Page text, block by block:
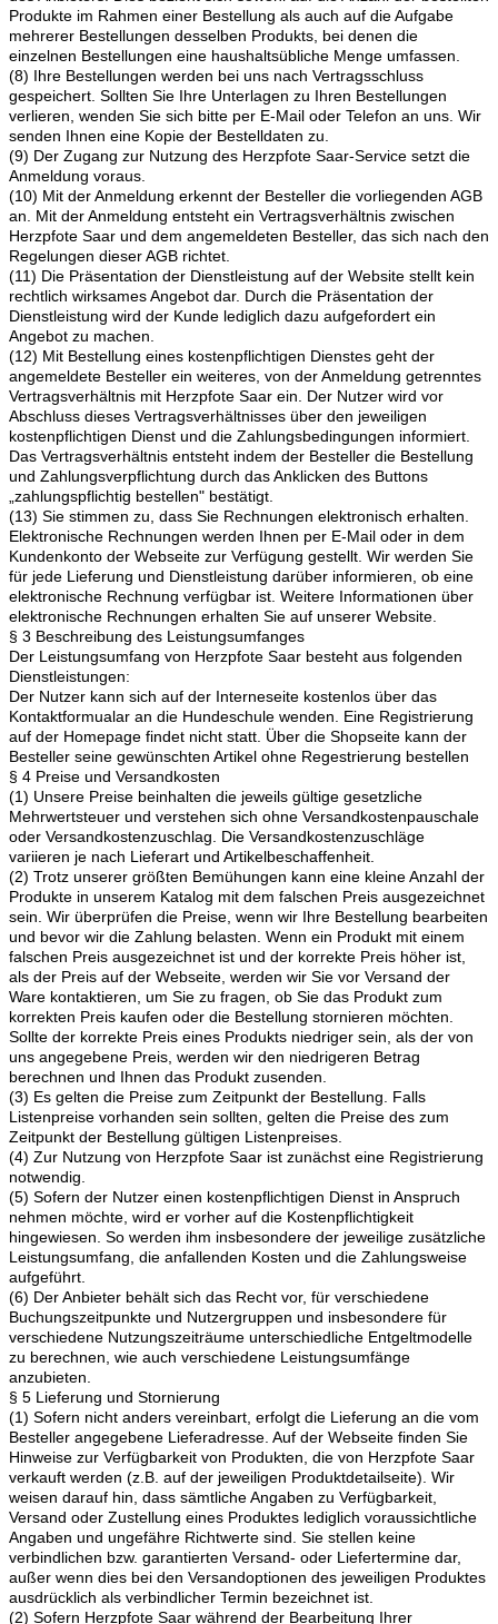
Produkte im Rahmen einer Bestellung als auch auf die Aufgabe
mehrerer Bestellungen desselben Produkts, bei denen die
einzelnen Bestellungen eine haushaltsübliche Menge umfassen.
(8) Ihre Bestellungen werden bei uns nach Vertragsschluss
gespeichert. Sollten Sie Ihre Unterlagen zu Ihren Bestellungen
verlieren, wenden Sie sich bitte per E-Mail oder Telefon an uns. Wir
senden Ihnen eine Kopie der Bestelldaten zu.
(9) Der Zugang zur Nutzung des Herzpfote Saar-Service setzt die
Anmeldung voraus.
(10) Mit der Anmeldung erkennt der Besteller die vorliegenden AGB
an. Mit der Anmeldung entsteht ein Vertragsverhältnis zwischen
Herzpfote Saar und dem angemeldeten Besteller, das sich nach den
Regelungen dieser AGB richtet.
(11) Die Präsentation der Dienstleistung auf der Website stellt kein
rechtlich wirksames Angebot dar. Durch die Präsentation der
Dienstleistung wird der Kunde lediglich dazu aufgefordert ein
Angebot zu machen.
(12) Mit Bestellung eines kostenpflichtigen Dienstes geht der
angemeldete Besteller ein weiteres, von der Anmeldung getrenntes
Vertragsverhältnis mit Herzpfote Saar ein. Der Nutzer wird vor
Abschluss dieses Vertragsverhältnisses über den jeweiligen
kostenpflichtigen Dienst und die Zahlungsbedingungen informiert.
Das Vertragsverhältnis entsteht indem der Besteller die Bestellung
und Zahlungsverpflichtung durch das Anklicken des Buttons
„zahlungspflichtig bestellen" bestätigt.
(13) Sie stimmen zu, dass Sie Rechnungen elektronisch erhalten.
Elektronische Rechnungen werden Ihnen per E-Mail oder in dem
Kundenkonto der Webseite zur Verfügung gestellt. Wir werden Sie
für jede Lieferung und Dienstleistung darüber informieren, ob eine
elektronische Rechnung verfügbar ist. Weitere Informationen über
elektronische Rechnungen erhalten Sie auf unserer Website.
§ 3 Beschreibung des Leistungsumfanges
Der Leistungsumfang von Herzpfote Saar besteht aus folgenden
Dienstleistungen:
Der Nutzer kann sich auf der Interneseite kostenlos über das
Kontaktformualar an die Hundeschule wenden. Eine Registrierung
auf der Homepage findet nicht statt. Über die Shopseite kann der
Besteller seine gewünschten Artikel ohne Regestrierung bestellen
§ 4 Preise und Versandkosten
(1) Unsere Preise beinhalten die jeweils gültige gesetzliche
Mehrwertsteuer und verstehen sich ohne Versandkostenpauschale
oder Versandkostenzuschlag. Die Versandkostenzuschläge
variieren je nach Lieferart und Artikelbeschaffenheit.
(2) Trotz unserer größten Bemühungen kann eine kleine Anzahl der
Produkte in unserem Katalog mit dem falschen Preis ausgezeichnet
sein. Wir überprüfen die Preise, wenn wir Ihre Bestellung bearbeiten
und bevor wir die Zahlung belasten. Wenn ein Produkt mit einem
falschen Preis ausgezeichnet ist und der korrekte Preis höher ist,
als der Preis auf der Webseite, werden wir Sie vor Versand der
Ware kontaktieren, um Sie zu fragen, ob Sie das Produkt zum
korrekten Preis kaufen oder die Bestellung stornieren möchten.
Sollte der korrekte Preis eines Produkts niedriger sein, als der von
uns angegebene Preis, werden wir den niedrigeren Betrag
berechnen und Ihnen das Produkt zusenden.
(3) Es gelten die Preise zum Zeitpunkt der Bestellung. Falls
Listenpreise vorhanden sein sollten, gelten die Preise des zum
Zeitpunkt der Bestellung gültigen Listenpreises.
(4) Zur Nutzung von Herzpfote Saar ist zunächst eine Registrierung
notwendig.
(5) Sofern der Nutzer einen kostenpflichtigen Dienst in Anspruch
nehmen möchte, wird er vorher auf die Kostenpflichtigkeit
hingewiesen. So werden ihm insbesondere der jeweilige zusätzliche
Leistungsumfang, die anfallenden Kosten und die Zahlungsweise
aufgeführt.
(6) Der Anbieter behält sich das Recht vor, für verschiedene
Buchungszeitpunkte und Nutzergruppen und insbesondere für
verschiedene Nutzungszeiträume unterschiedliche Entgeltmodelle
zu berechnen, wie auch verschiedene Leistungsumfänge
anzubieten.
§ 5 Lieferung und Stornierung
(1) Sofern nicht anders vereinbart, erfolgt die Lieferung an die vom
Besteller angegebene Lieferadresse. Auf der Webseite finden Sie
Hinweise zur Verfügbarkeit von Produkten, die von Herzpfote Saar
verkauft werden (z.B. auf der jeweiligen Produktdetailseite). Wir
weisen darauf hin, dass sämtliche Angaben zu Verfügbarkeit,
Versand oder Zustellung eines Produktes lediglich voraussichtliche
Angaben und ungefähre Richtwerte sind. Sie stellen keine
verbindlichen bzw. garantierten Versand- oder Liefertermine dar,
außer wenn dies bei den Versandoptionen des jeweiligen Produktes
ausdrücklich als verbindlicher Termin bezeichnet ist.
(2) Sofern Herzpfote Saar während der Bearbeitung Ihrer